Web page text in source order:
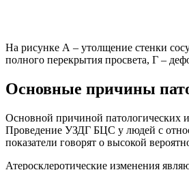
На рисунке А – утолщение стенки
полного перекрытия просвета, Г –
Основные причины
Основной причиной патологических
Проведение УЗДГ БЦС у людей с
показатели говорят о высокой
Атеросклеротические изменения